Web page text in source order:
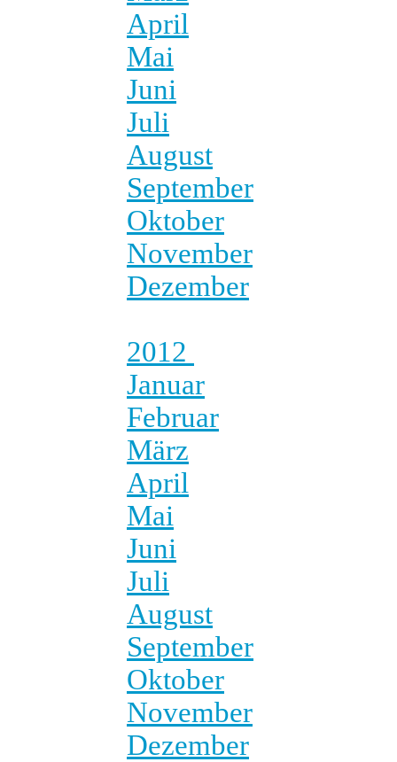
April
Mai
Juni
Juli
August
September
Oktober
November
Dezember
2012
Januar
Februar
März
April
Mai
Juni
Juli
August
September
Oktober
November
Dezember